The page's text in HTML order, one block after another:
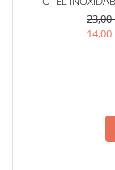
MONTARE
ADEZIVA
23,00
14,00